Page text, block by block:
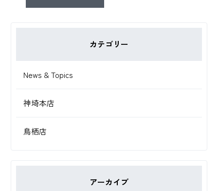
カテゴリー
News & Topics
神埼本店
鳥栖店
アーカイブ